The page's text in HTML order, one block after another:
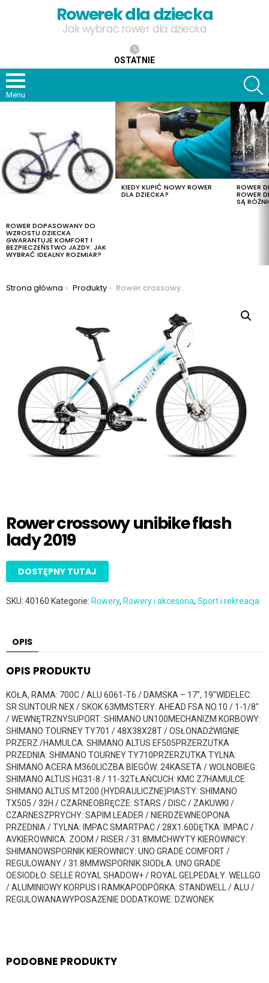
Rowerek dla dziecka
Jak wybrać rower dla dziecka
OSTATNIE
Menu
ROWER DOPASOWANY DO
WZROSTU DZIECKA
GWARANTUJE KOMFORT I
BEZPIECZEŃSTWO JAZDY. JAK
WYBRAĆ IDEALNY ROZMIAR?
KIEDY KUPIĆ NOWY ROWER
DLA DZIECKA?
ROWER
ROWER
SĄ
Jesteś tutaj:
Strona główna Produkty Rower crossowy unibike flash lady 2019
Rower crossowy unibike flash
lady 2019
DOSTĘPNY TUTAJ
SKU: 40160 Kategorie: Rowery, Rowery i akcesoria, Sport i rekreacja
OPIS
OPIS PRODUKTU
KOŁA, RAMA: 700C / ALU 6061-T6 / DAMSKA – 17″, 19″WIDELEC:
SR SUNTOUR NEX / SKOK 63MMSTERY: AHEAD FSA NO.10 / 1-1/8″
/ WEWNĘTRZNYSUPORT: SHIMANO UN100MECHANIZM KORBOWY:
SHIMANO TOURNEY TY701 / 48X38X28T / OSŁONADŹWIGNIE
PRZERZ./HAMULCA: SHIMANO ALTUS EF505PRZERZUTKA
PRZEDNIA: SHIMANO TOURNEY TY710PRZERZUTKA TYLNA:
SHIMANO ACERA M360LICZBA BIEGÓW: 24KASETA / WOLNOBIEG:
SHIMANO ALTUS HG31-8 / 11-32TŁAŃCUCH: KMC Z7HAMULCE:
SHIMANO ALTUS MT200 (HYDRAULICZNE)PIASTY: SHIMANO
TX505 / 32H / CZARNEOBRĘCZE: STARS / DISC / ZAKUWKI /
CZARNESZPRYCHY: SAPIM LEADER / NIERDZEWNEOPONA
PRZEDNIA / TYLNA: IMPAC SMARTPAC / 28X1.60DĘTKA: IMPAC /
AVKIEROWNICA: ZOOM / RISER / 31.8MMCHWYTY KIEROWNICY:
SHIMANOWSPORNIK KIEROWNICY: UNO GRADE COMFORT /
REGULOWANY / 31.8MMWSPORNIK SIODŁA: UNO GRADE
OESIODŁO: SELLE ROYAL SHADOW+ / ROYAL GELPEDAŁY: WELLGO
/ ALUMINIOWY KORPUS I RAMKAPODPÓRKA: STANDWELL / ALU /
REGULOWANAWYPOSAŻENIE DODATKOWE: DZWONEK
PODOBNE PRODUKTY